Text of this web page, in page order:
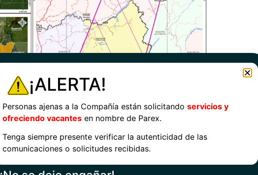
¡ALERTA!
Personas ajenas a la Compañía están solicitando servicios y
ofreciendo vacantes en nombre de Parex.
Tenga siempre presente verificar la autenticidad de las
comunicaciones o solicitudes recibidas.